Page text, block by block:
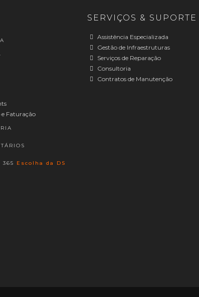
e Faturação
365 Escolha da DS
SERVIÇOS &
Assistência Especializada
Gestão de Infraestruturas
Serviços de Reparação
Consultoria
Contratos de Manutenção